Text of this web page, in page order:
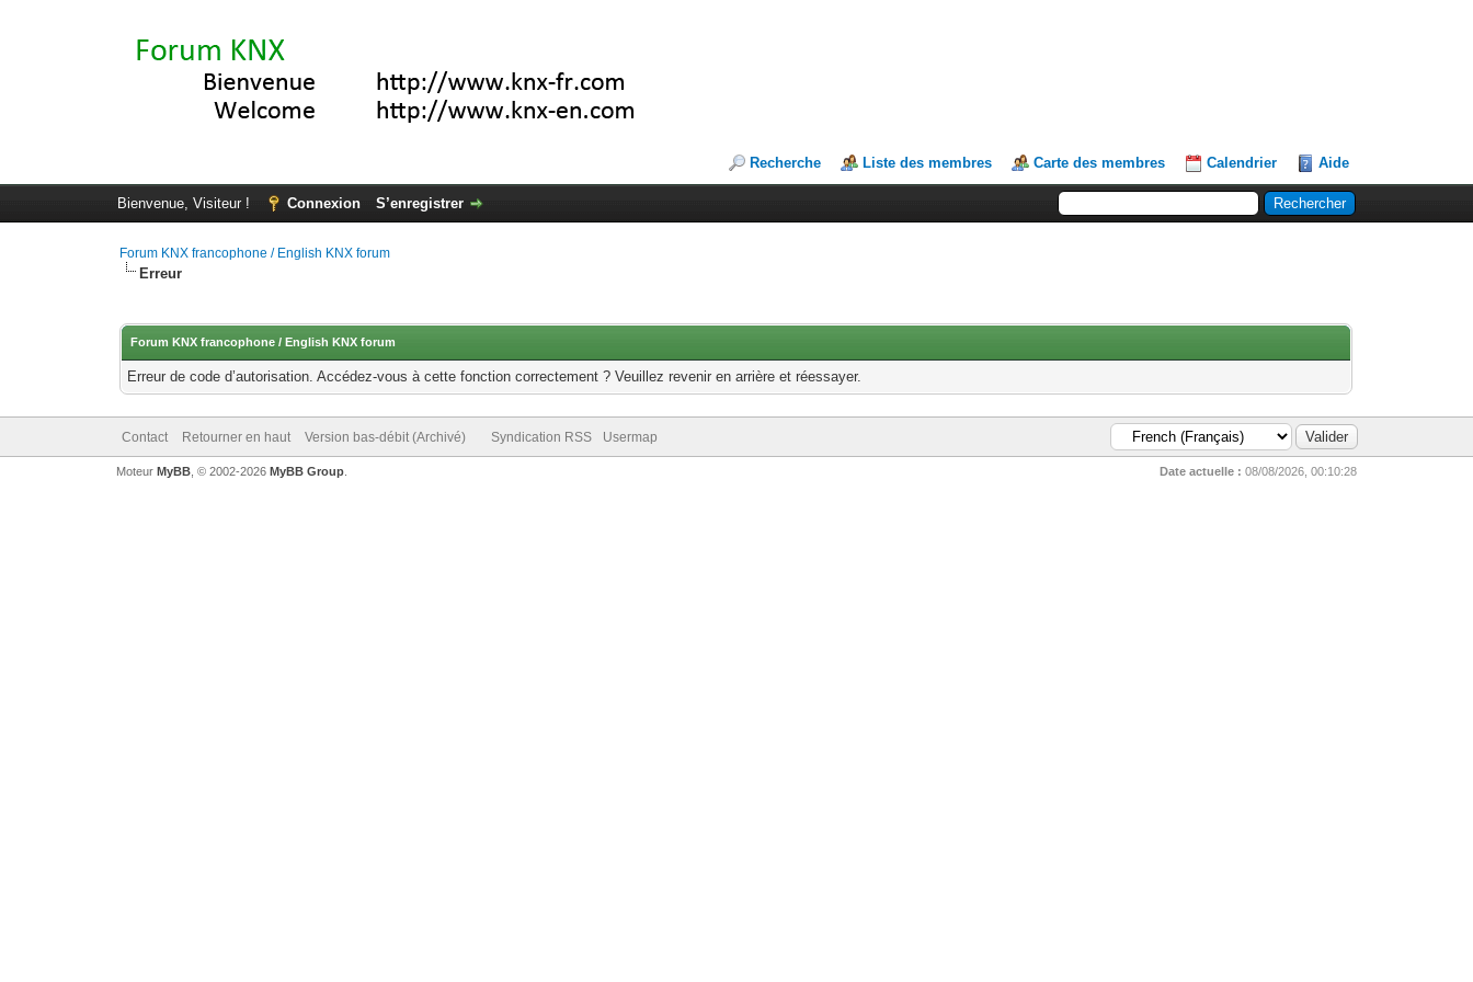
Recherche Liste des membres Carte des membres Calendrier Aide
Bienvenue, Visiteur ! Connexion S’enregistrer
Forum KNX francophone / English KNX forum
Erreur
Forum KNX francophone / English KNX forum
Erreur de code d’autorisation. Accédez-vous à cette fonction correctement ? Veuillez revenir en arrière et réessayer.
Contact Retourner en haut Version bas-débit (Archivé) Syndication RSS Usermap
Date actuelle : 08/08/2026, 00:10:28
Moteur MyBB, © 2002-2026 MyBB Group.